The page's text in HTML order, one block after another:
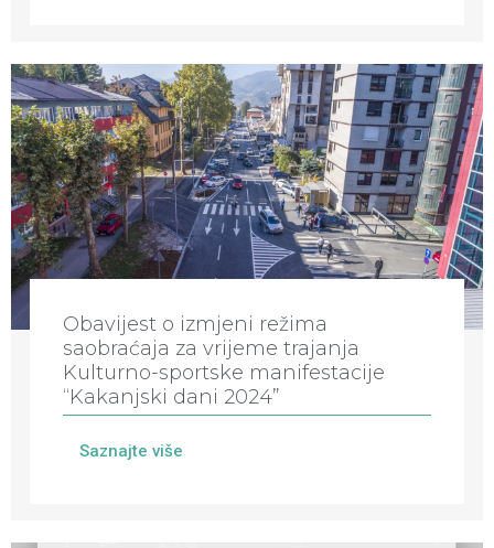
Obavijest o izmjeni režima
saobraćaja za vrijeme trajanja
Kulturno-sportske manifestacije
“Kakanjski dani 2024”
Saznajte više